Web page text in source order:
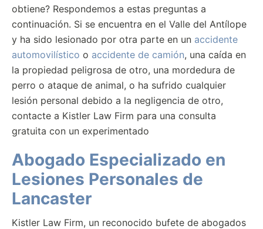
obtiene? Respondemos a estas preguntas a
continuación. Si se encuentra en el Valle del Antílope
y ha sido lesionado por otra parte en un accidente
automovilístico o accidente de camión, una caída en
la propiedad peligrosa de otro, una mordedura de
perro o ataque de animal, o ha sufrido cualquier
lesión personal debido a la negligencia de otro,
contacte a Kistler Law Firm para una consulta
gratuita con un experimentado
Abogado Especializado en
Lesiones Personales de
Lancaster
Kistler Law Firm, un reconocido bufete de abogados